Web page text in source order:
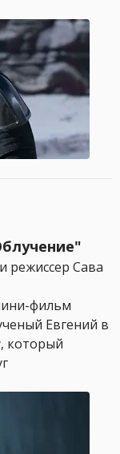
режиссер Сава
фильм
Евгений в
который